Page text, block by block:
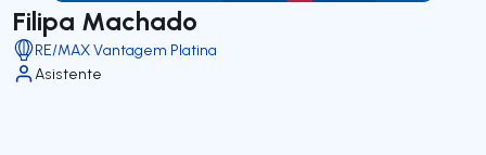
Filipa Machado
RE/MAX Vantagem Platina
Asistente